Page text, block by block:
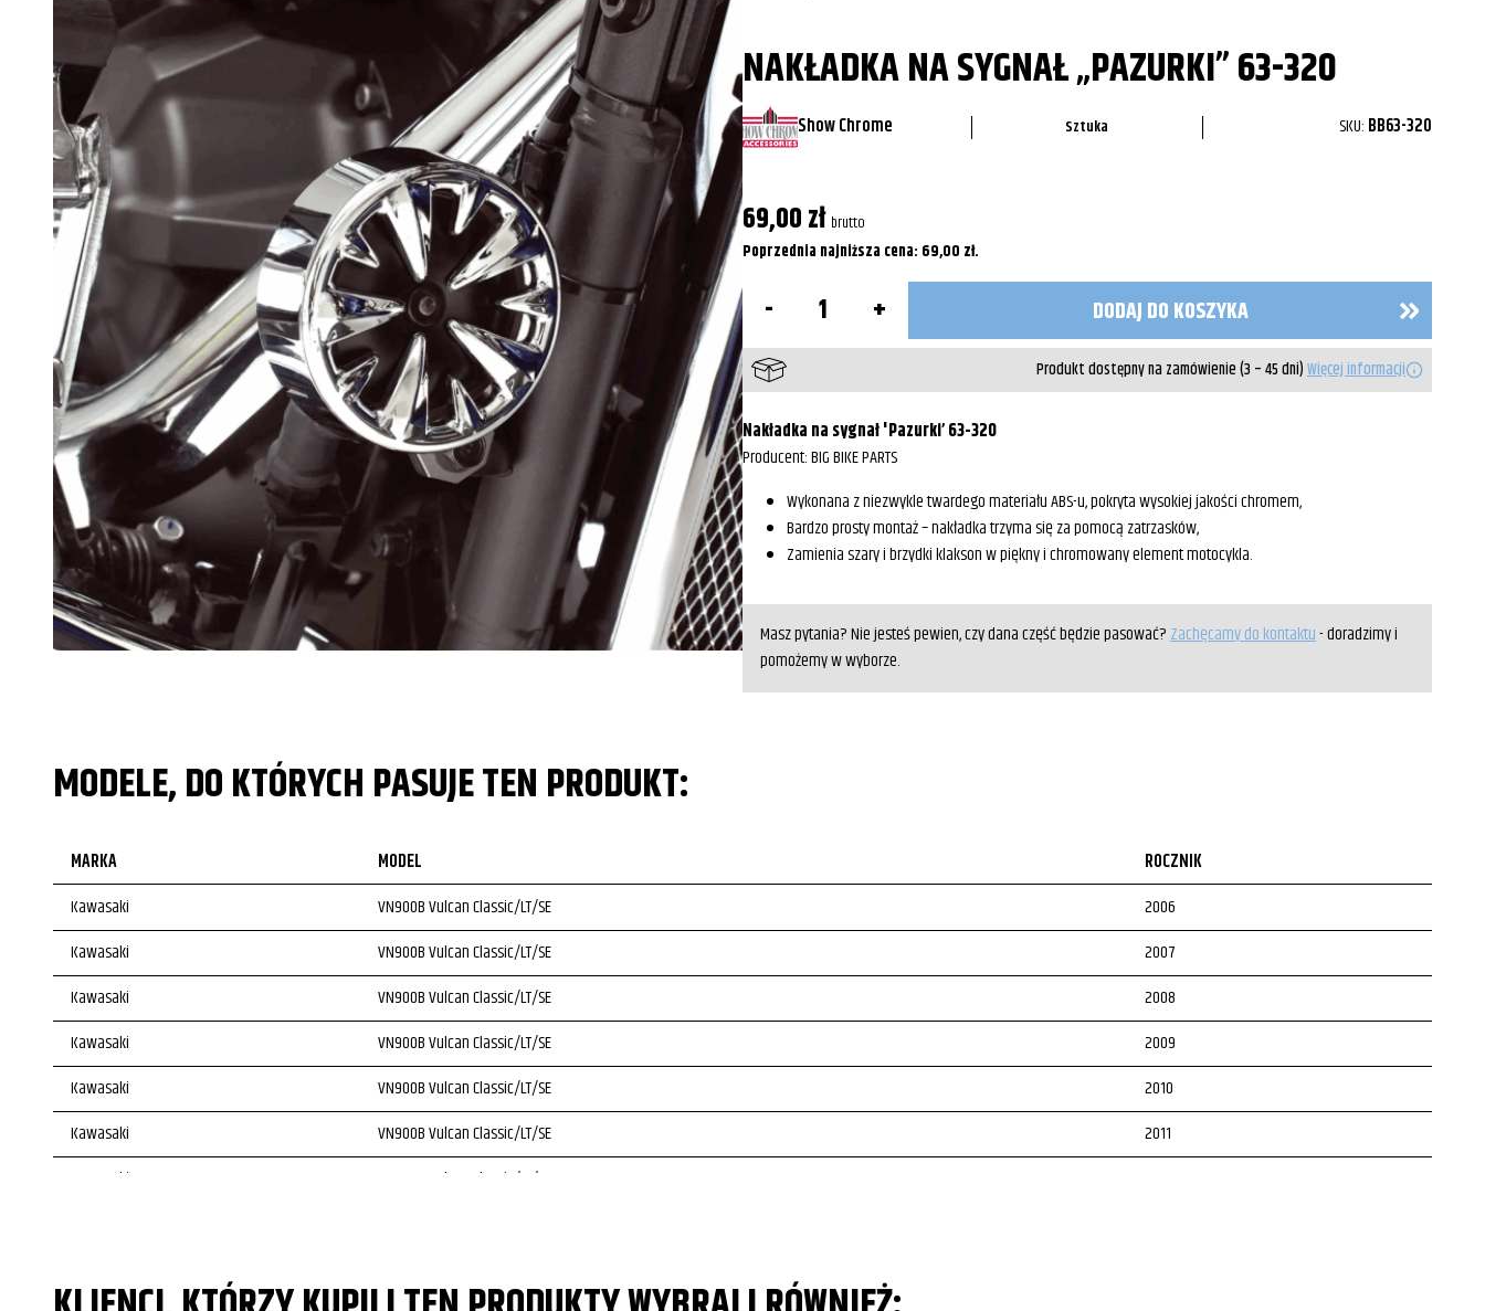
NAKŁADKA NA SYGNAŁ „PAZURKI” 63-320
Show Chrome Sztuka SKU: BB63-320
69,00zł brutto
Poprzednia najniższa cena: 69,00 zł.
Nakładka
sygnał
DODAJ DO KOSZYKA
Produkt dostępny na zamówienie (3 – 45 dni)Więcej informacji
Nakładka na sygnał 'Pazurki’ 63-320
Producent: BIG BIKE PARTS
Wykonana z niezwykle twardego materiału ABS-u, pokryta wysokiej jakości chromem,
Bardzo prosty montaż – nakładka trzyma się za pomocą zatrzasków,
Zamienia szary i brzydki klakson w piękny i chromowany element motocykla.
Masz pytania? Nie jesteś pewien, czy dana część będzie pasować?Zachęcamy do kontaktu- doradzimy i
pomożemy w wyborze.
MODELE, DO KTÓRYCH PASUJE TEN PRODUKT:
MARKA MODEL
ROCZNIK
Kawasaki
VN900B Vulcan Classic/LT/SE
2006
Kawasaki
VN900B Vulcan Classic/LT/SE
2007
Kawasaki
VN900B Vulcan Classic/LT/SE
2008
Kawasaki
VN900B Vulcan Classic/LT/SE
2009
Kawasaki
VN900B Vulcan Classic/LT/SE
2010
Kawasaki
VN900B Vulcan Classic/LT/SE
2011
Kawasaki
VN900B Vulcan Classic/LT/SE